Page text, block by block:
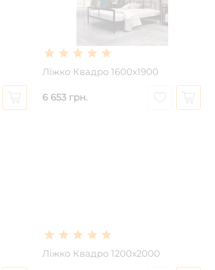
Ліжко Квадро 1600х1900
6 653 грн.
Ліжко Квадро 1200х2000